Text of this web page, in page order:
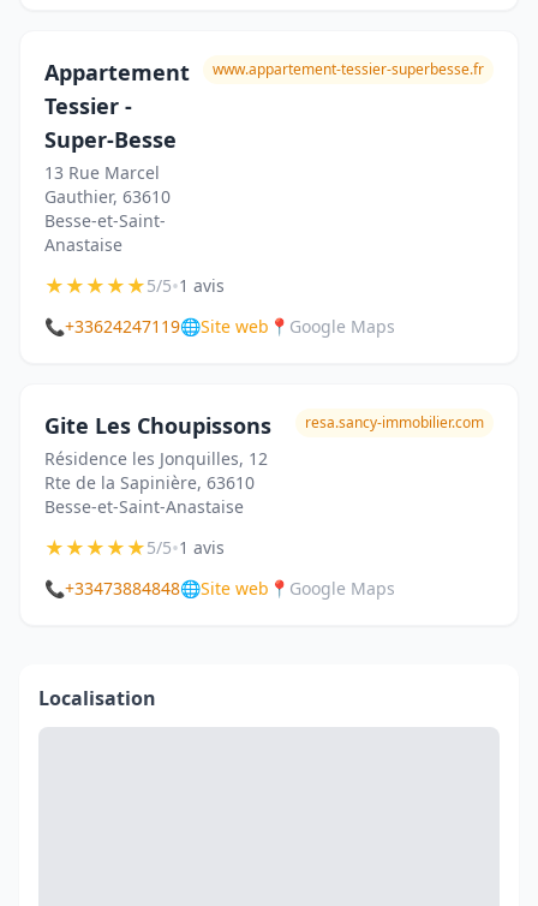
Appartement
Tessier -
Super-Besse
13 Rue Marcel
Gauthier, 63610
Besse-et-Saint-
Anastaise
www.appartement-tessier-superbesse.fr
★★★★★5/5•1 avis
📞+33624247119🌐Site web 📍 Google Maps
Gite Les Choupissons
Résidence les Jonquilles, 12
Rte de la Sapinière, 63610
Besse-et-Saint-Anastaise
resa.sancy-immobilier.com
★★★★★5/5•1 avis
📞+33473884848🌐Site web 📍 Google Maps
Localisation